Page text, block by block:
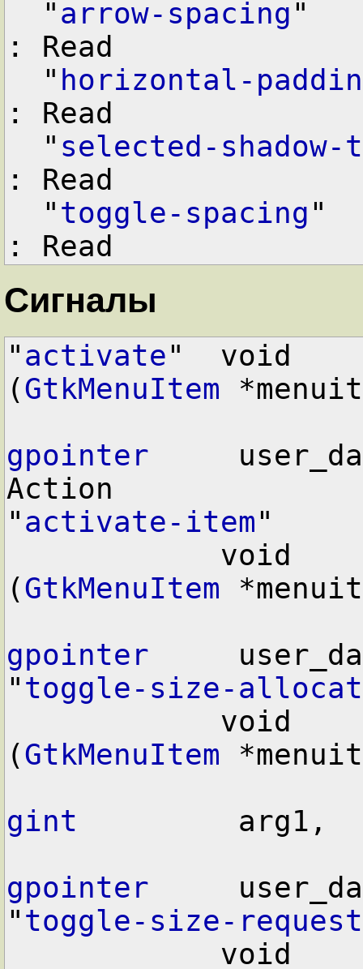
  "
arrow-spacing
: Read
  "
horizontal-
: Read
  "
selected-shadow-
: Read
  "
toggle-spacing
: Read
Сигналы
"activate"  void
(GtkMenuItem
gpointer
Action
"activate-item"
(GtkMenuItem
gpointer
"toggle-size-
(GtkMenuItem
gint
         arg1,
gpointer
"toggle-size-request